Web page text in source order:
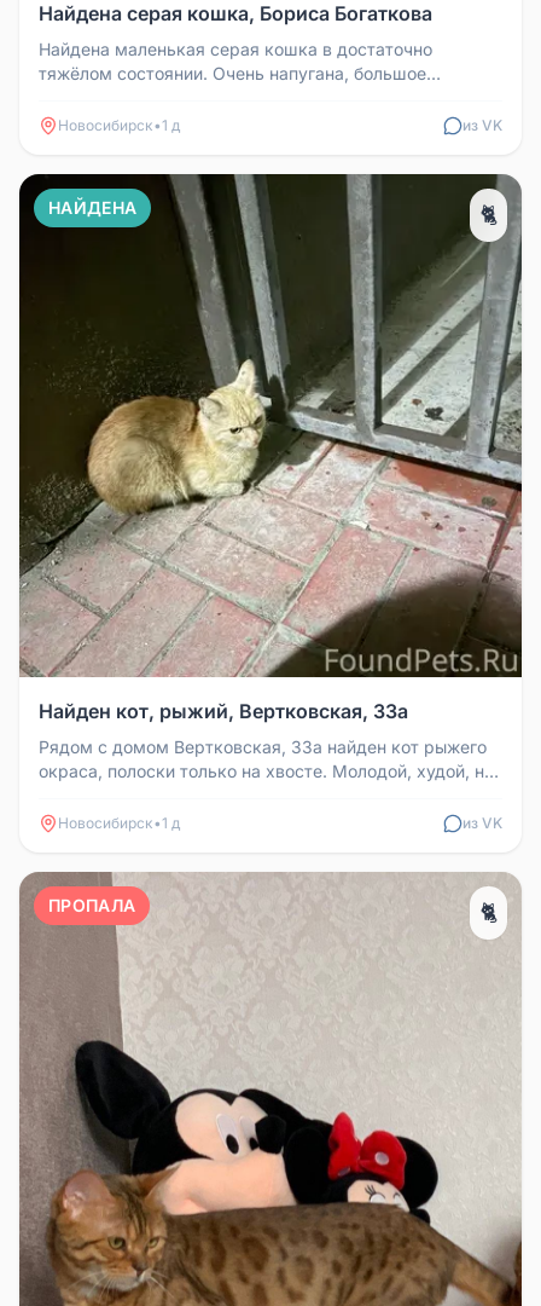
Найдена серая кошка, Бориса Богаткова
Найдена маленькая серая кошка в достаточно
тяжёлом состоянии. Очень напугана, большое
Новосибирск•1 д из VK
НАЙДЕНА 🐈
Найден кот, рыжий, Вертковская, 33а
Рядом с домом Вертковская, 33а найден кот рыжего
окраса, полоски только на хвосте. Молодой, худой, не
Новосибирск•1 д из VK
ПРОПАЛА 🐈